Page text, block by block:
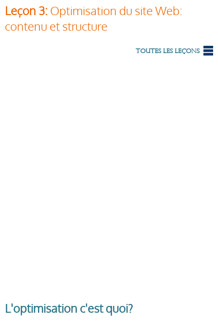
Leçon 3: Optimisation du site Web:
contenu et structure
Toutes les leçons
L'optimisation c'est quoi?